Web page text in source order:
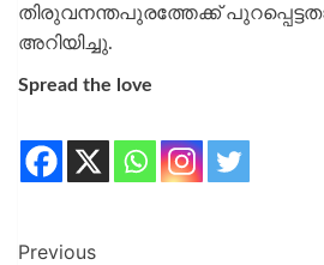
തിരുവനന്തപുരത്തേക്ക്
അറിയിച്ചു.
Spread the love
Previous